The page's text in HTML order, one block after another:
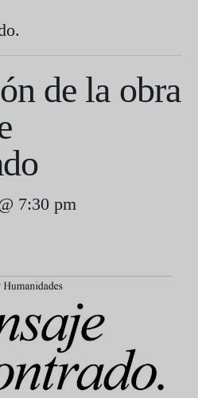
de la obra
7:30 pm